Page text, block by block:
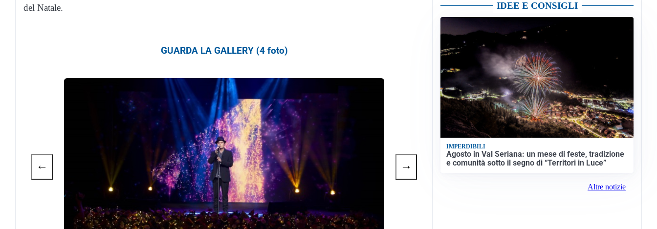
del Natale.
GUARDA LA GALLERY (4 foto)
← →
IDEE E CONSIGLI
IMPERDIBILI
Agosto in Val Seriana: un mese di feste, tradizione
e comunità sotto il segno di “Territori in Luce”
Altre notizie